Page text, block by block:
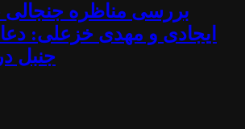
بررسی مناظره جنجالی
ایجادی و مهدی خزعلی:
جنبل